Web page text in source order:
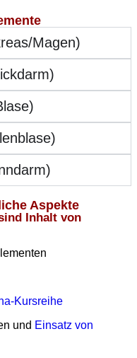
Magen)
Aspekte
Inhalt von
Kursreihe
und Einsatz von